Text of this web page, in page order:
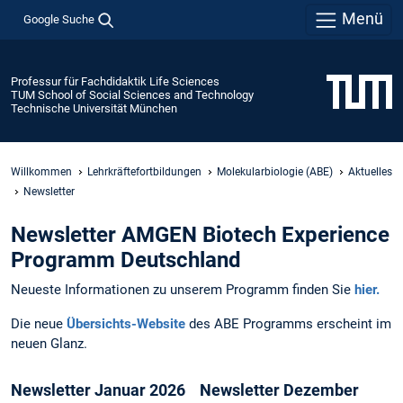
Google Suche Menü
Professur für Fachdidaktik Life Sciences
TUM School of Social Sciences and Technology
Technische Universität München
Willkommen Lehrkräftefortbildungen Molekularbiologie (ABE)
Aktuelles
Newsletter
Newsletter AMGEN Biotech Experience
Programm Deutschland
Neueste Informationen zu unserem Programm finden Sie hier.
Die neue Übersichts-Website des ABE Programms erscheint im
neuen Glanz.
Newsletter Januar 2026 Newsletter Dezember